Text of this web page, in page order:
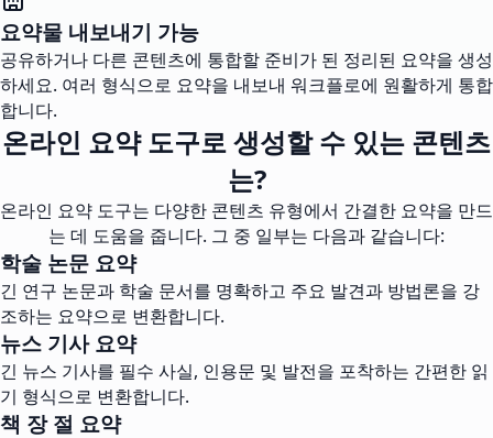
요약물 내보내기 가능
공유하거나 다른 콘텐츠에 통합할 준비가 된 정리된 요약을 생성
하세요. 여러 형식으로 요약을 내보내 워크플로에 원활하게 통합
합니다.
온라인 요약 도구로 생성할 수 있는 콘텐츠
는?
온라인 요약 도구는 다양한 콘텐츠 유형에서 간결한 요약을 만드
는 데 도움을 줍니다. 그 중 일부는 다음과 같습니다:
학술 논문 요약
긴 연구 논문과 학술 문서를 명확하고 주요 발견과 방법론을 강
조하는 요약으로 변환합니다.
뉴스 기사 요약
긴 뉴스 기사를 필수 사실, 인용문 및 발전을 포착하는 간편한 읽
기 형식으로 변환합니다.
책 장 절 요약